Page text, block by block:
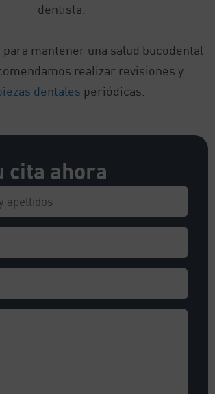
dentista.
para mantener una salud bucodental
realizar revisiones y
dentales periódicas.
cita ahora